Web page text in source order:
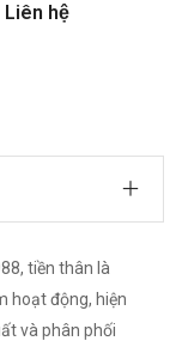
Liên hệ
tiền thân là
hoạt động, hiện
và phân phối